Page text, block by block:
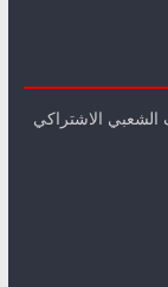
الاشتراكي